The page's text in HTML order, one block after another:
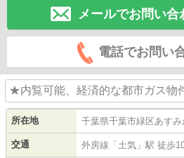
メールでお問い合
電話でお問い
★内覧可能、経済的な都市ガス物
所在地 千葉県千葉市緑区あすみ
交通 外房線 「 土気 」駅 徒歩